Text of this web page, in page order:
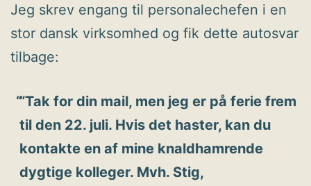
Jeg skrev engang til personalechefen i en
stor dansk virksomhed og fik dette autosvar
tilbage:
“Tak for din mail, men jeg er på ferie frem
til den 22. juli. Hvis det haster, kan du
kontakte en af mine knaldhamrende
dygtige kolleger. Mvh. Stig,